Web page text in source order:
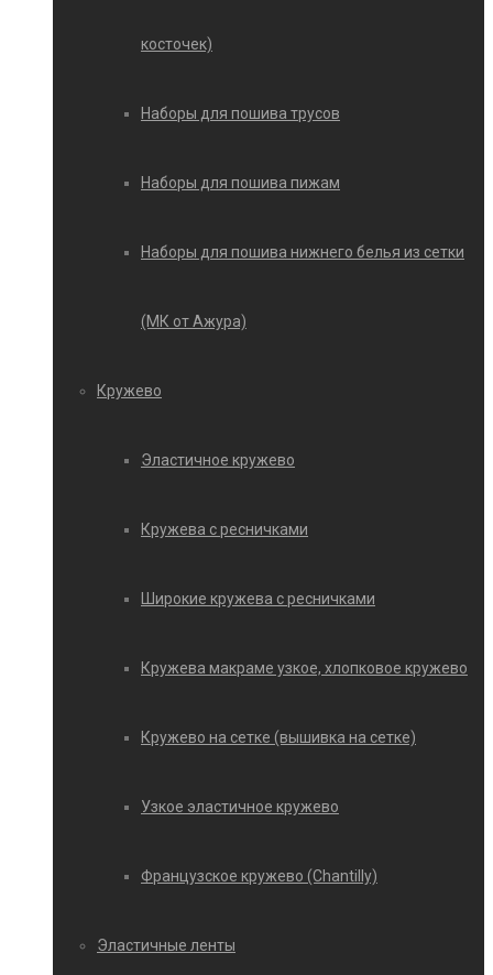
косточек)
Наборы для пошива трусов
Наборы для пошива пижам
Наборы для пошива нижнего белья из сетки
(МК от Ажура)
Кружево
Эластичное кружево
Кружева с ресничками
Широкие кружева с ресничками
Кружева макраме узкое, хлопковое кружево
Кружево на сетке (вышивка на сетке)
Узкое эластичное кружево
Французское кружево (Chantilly)
Эластичные ленты